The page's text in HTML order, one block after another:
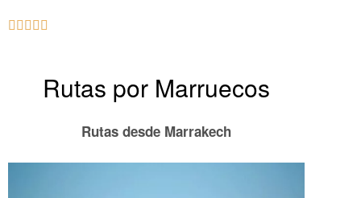
    
Rutas por Marruecos
Rutas desde Marrakech